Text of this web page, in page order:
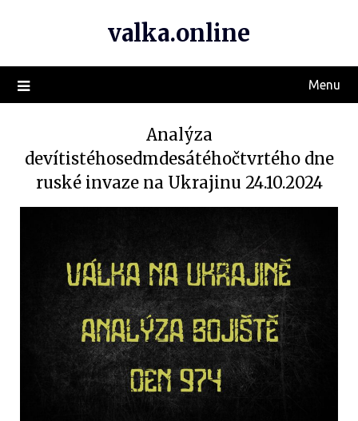
valka.online
Menu
Analýza
devítistéhosedmdesátéhočtvrtého dne
ruské invaze na Ukrajinu 24.10.2024